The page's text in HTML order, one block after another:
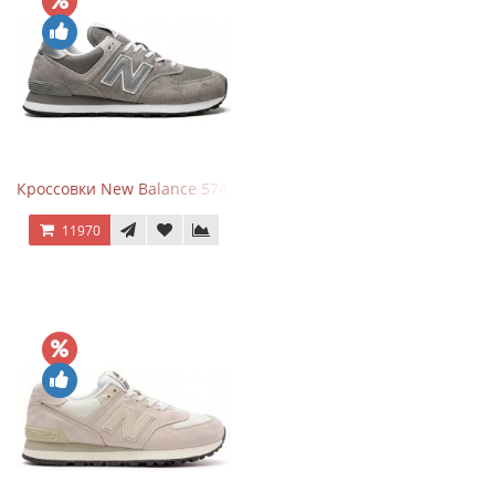
Кроссовки New Balance 574 Grey White Silver
11970